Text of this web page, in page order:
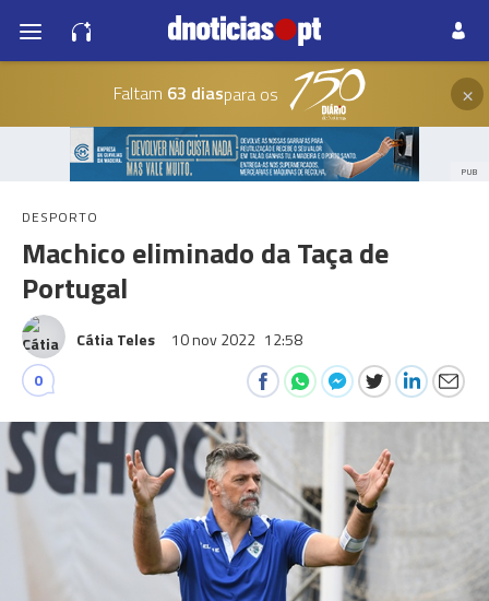
Faltam 63 diaspara os ×
PUB
DESPORTO
Machico eliminado da Taça de
Portugal
Cátia Teles 10 nov 2022 12:58
0